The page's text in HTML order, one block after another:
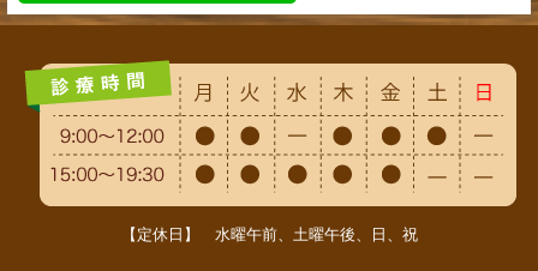
【定休日】 水曜午前、土曜午後、日、祝